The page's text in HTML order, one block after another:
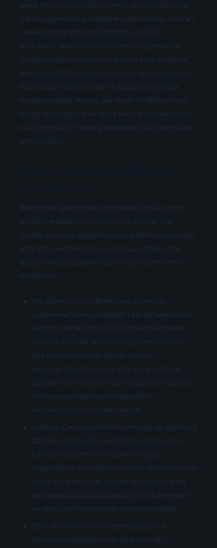
geldi. Ancak, web sitesi kurma sürecinde, çoğu
zaman gereksiz özelliklere odaklanarak, sitenin
temel amacından uzaklaşabiliyoruz. Bu
makalede, web sitesi kurulumunda gereksiz
özelliklerden kaçınmanın önemini, hız, kullanıcı
deneyimi (UX) ve arama motoru optimizasyonu
(SEO) üzerindeki etkilerini detaylı bir şekilde
inceleyeceğiz. Ayrıca, gereksiz özellikleri nasıl
tespit edeceğinizi ve daha verimli bir web sitesi
oluşturmak için neler yapabileceğinizi adım adım
anlatacağız.
Web sitesi geliştirme sürecinde, birçok cazip
özellik ve eklentiyle karşılaşırız. Ancak, her
özellik sitenize değer katmayabilir. Hatta bazıları
sitenizin performansını olumsuz etkileyebilir.
İşte gereksiz özelliklerden kaçınmanın temel
nedenleri:
Hız: Gereksiz özellikler, web sitenizin
yüklenme hızını yavaşlatır. Hızlı bir web sitesi,
kullanıcı deneyimi ve SEO için kritik öneme
sahiptir. Google, sıralama algoritmalarında
site hızını önemli bir faktör olarak
değerlendirir. Yavaş bir site, ziyaretçilerin
siteden hemen ayrılmasına (bounce rate) ve
dolayısıyla potansiyel müşterilerin
kaybedilmesine neden olabilir.
Kullanıcı Deneyimi (UX): Karmaşık ve gereksiz
özelliklerle dolu bir web sitesi, kullanıcıların
kafasını karıştırır ve aradıkları bilgiye
ulaşmalarını zorlaştırır. Kullanıcı dostu bir web
sitesi, ziyaretçilerin sitede daha uzun süre
kalmasını, daha fazla sayfa görüntülemesini
ve dönüşüm oranlarının artmasını sağlar.
SEO (Arama Motoru Optimizasyonu):
Gereksiz özellikler, web sitenizin SEO